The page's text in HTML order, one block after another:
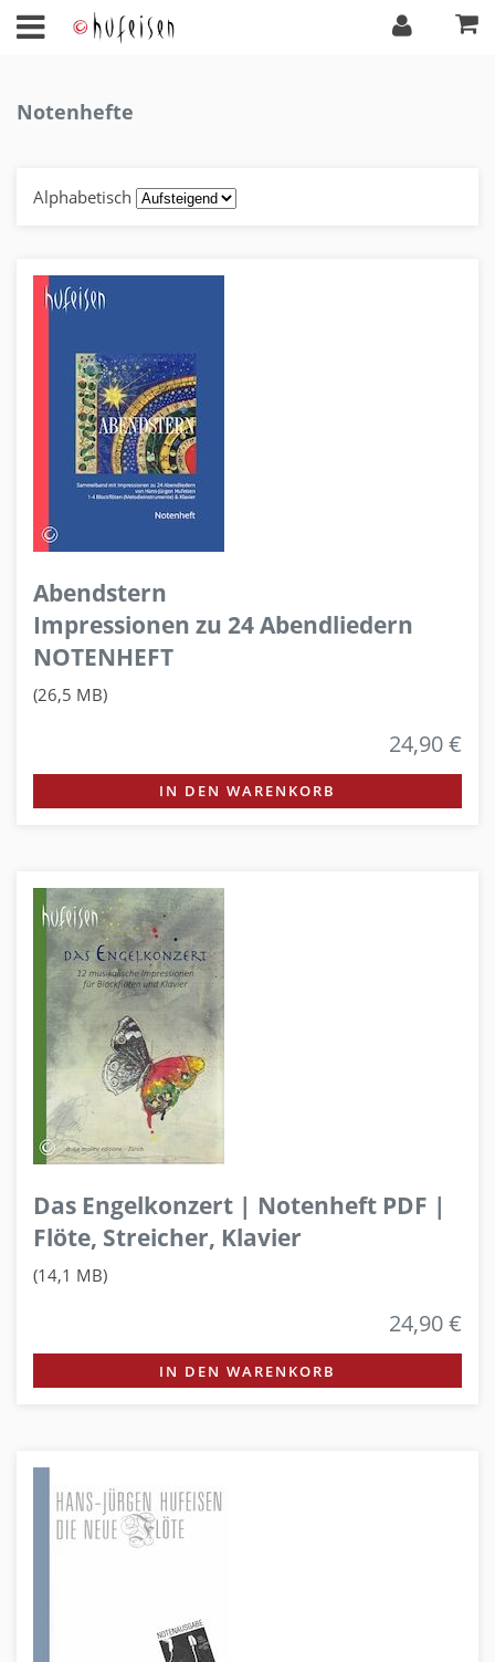
Notenhefte
Alphabetisch
Abendstern
Impressionen zu 24 Abendliedern
NOTENHEFT
(26,5 MB)
24,90 €
IN DEN WARENKORB
Das Engelkonzert | Notenheft PDF |
Flöte, Streicher, Klavier
(14,1 MB)
24,90 €
IN DEN WARENKORB